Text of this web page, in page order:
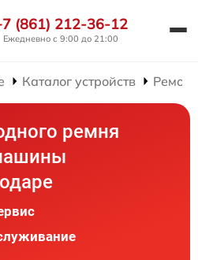
(861) 212-36-12
Ежедневно с 9:00 до 21:00
Каталог устройств
ремня